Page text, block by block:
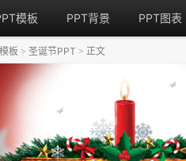
模板 PPT背景 PPT图表
板 > 圣诞节PPT > 正文